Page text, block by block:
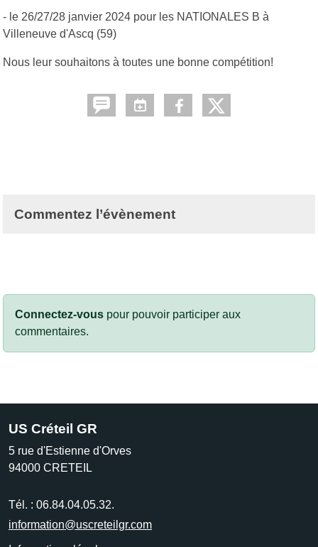
- le 26/27/28 janvier 2024 pour les NATIONALES B à
Villeneuve d'Ascq (59)
Nous leur souhaitons à toutes une bonne compétition!
Commentez l’évènement
Connectez-vous pour pouvoir participer aux
commentaires.
US Créteil GR
5 rue d'Estienne d'Orves
94000 CRETEIL
Tél. : 06.84.04.05.32.
information@uscreteilgr.com